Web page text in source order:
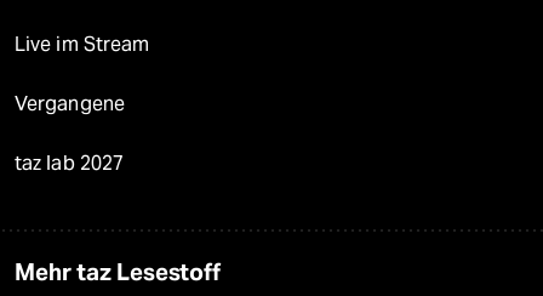
Live im Stream
Vergangene
taz lab 2027
Mehr taz Lesestoff